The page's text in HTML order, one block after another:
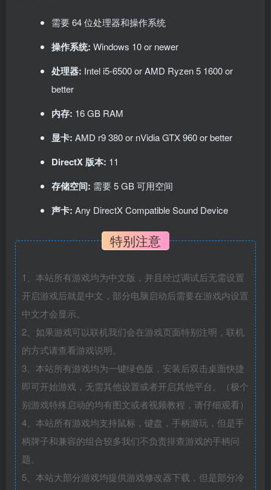
需要 64 位处理器和操作系统
操作系统: Windows 10 or newer
处理器: Intel i5-6500 or AMD Ryzen 5 1600 or
better
内存: 16 GB RAM
显卡: AMD r9 380 or nVidia GTX 960 or better
DirectX 版本: 11
存储空间: 需要 5 GB 可用空间
声卡: Any DirectX Compatible Sound Device
特别注意
1、本站所有游戏均为中文版，并且经过调试后无需设置
开启游戏后就是中文，部分电脑启动后需要在游戏内设置
中文才会显示。
2、如果游戏可以联机我们会在游戏页面特别注明，联机
的方式请查看游戏说明。
3、本站所有游戏均为一键绿色版，安装后双击桌面快捷
即可开始游戏，无需其他设置或者开启其他平台。（极个
别游戏特殊启动的均有图文或者视频教程，请仔细观看）
4、本站所有游戏均支持鼠标，键盘，手柄游玩，但是手
柄牌子和兼容的组合较多我们不负责排查游戏的手柄问
题。
5、本站大部分游戏均提供游戏修改器下载，但是部分冷